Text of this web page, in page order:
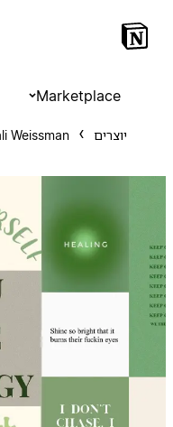
Marketplace
Cali Weissman